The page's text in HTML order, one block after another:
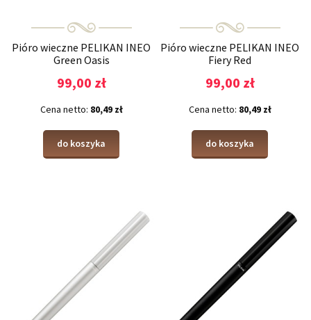
Pióro wieczne PELIKAN INEO
Green Oasis
99,00 zł
Cena netto: 80,49 zł
do koszyka
Pióro wieczne PELIKAN INEO
Fiery Red
99,00 zł
Cena netto: 80,49 zł
do koszyka